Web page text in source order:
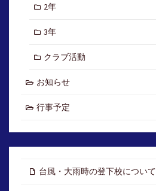
2年
3年
クラブ活動
お知らせ
行事予定
台風・大雨時の登下校について